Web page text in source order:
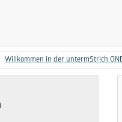
Willkommen in der untermStrich